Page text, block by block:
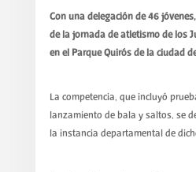
Con una delegación de 46
de la jornada de atletismo de los
en el Parque Quirós de la ciudad
La competencia, que incluyó
lanzamiento de bala y saltos, se
la instancia departamental de